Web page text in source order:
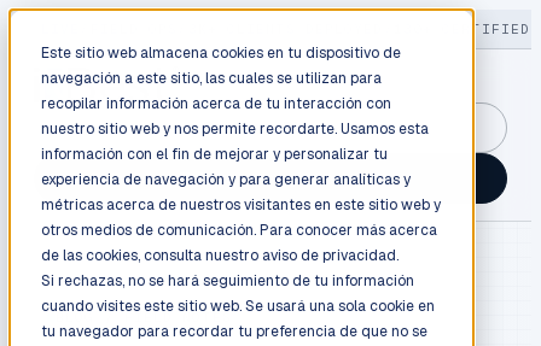
Este sitio web almacena cookies en tu dispositivo de
navegación a este sitio, las cuales se utilizan para
recopilar información acerca de tu interacción con
nuestro sitio web y nos permite recordarte. Usamos esta
información con el fin de mejorar y personalizar tu
experiencia de navegación y para generar analíticas y
métricas acerca de nuestros visitantes en este sitio web y
otros medios de comunicación. Para conocer más acerca
de las cookies, consulta nuestro aviso de privacidad.
Si rechazas, no se hará seguimiento de tu información
cuando visites este sitio web. Se usará una sola cookie en
tu navegador para recordar tu preferencia de que no se
130+ CERTIFIED
GuidancePlex →
Talk to an engineer →